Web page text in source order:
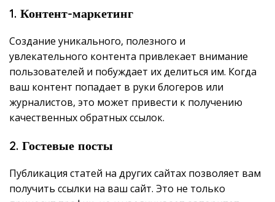
1. Контент-маркетинг
Создание уникального, полезного и
увлекательного контента привлекает внимание
пользователей и побуждает их делиться им. Когда
ваш контент попадает в руки блогеров или
журналистов, это может привести к получению
качественных обратных ссылок.
2. Гостевые посты
Публикация статей на других сайтах позволяет вам
получить ссылки на ваш сайт. Это не только